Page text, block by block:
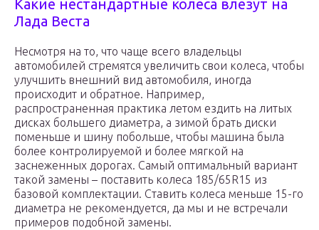
Какие нестандартные колеса влезут на
Лада Веста
Несмотря на то, что чаще всего владельцы
автомобилей стремятся увеличить свои колеса, чтобы
улучшить внешний вид автомобиля, иногда
происходит и обратное. Например,
распространенная практика летом ездить на литых
дисках большего диаметра, а зимой брать диски
поменьше и шину побольше, чтобы машина была
более контролируемой и более мягкой на
заснеженных дорогах. Самый оптимальный вариант
такой замены – поставить колеса 185/65R15 из
базовой комплектации. Ставить колеса меньше 15-го
диаметра не рекомендуется, да мы и не встречали
примеров подобной замены.